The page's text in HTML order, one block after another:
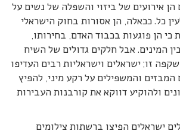
הן אירועים של ביזוי והשפלה של נשים על
כל. ככאלה, הן אסורות בחוק הישראלי
כי הן פוגעות בכבוד האדם, בחירותו,
המינים. אבל חלקים גדולים של השיח
זו; ישראלים וישראליות רבים העדיפו
המבזים והמשפילים על רקע מיני, להפיץ
ולהוקיע דווקא את קורבנות העבירות
ישראלים הפיצו ברשתות צילומים